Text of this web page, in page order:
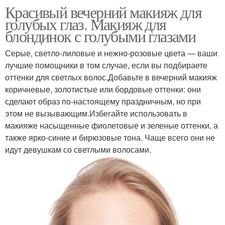
Красивый вечерний макияж для
голубых глаз. Макияж для
блондинок с голубыми глазами
Серые, светло-лиловые и нежно-розовые цвета — ваши
лучшие помощники в том случае, если вы подбираете
оттенки для светлых волос.Добавьте в вечерний макияж
коричневые, золотистые или бордовые оттенки: они
сделают образ по-настоящему праздничным, но при
этом не вызывающим.Избегайте использовать в
макияже насыщенные фиолетовые и зеленые оттенки, а
также ярко-синие и бирюзовые тона. Чаще всего они не
идут девушкам со светлыми волосами.